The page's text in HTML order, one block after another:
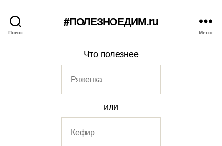
Поиск
#ПОЛЕЗНОЕДИМ.ru
Меню
Что полезнее
или